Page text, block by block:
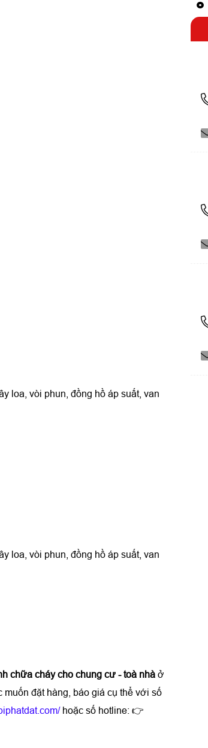
loa, vòi phun, đồng hồ áp suất, van
loa, vòi phun, đồng hồ áp suất, van
chữa cháy cho chung cư - toà nhà ở
muốn đặt hàng, báo giá cụ thể với số
hoặc số hotline: 👉